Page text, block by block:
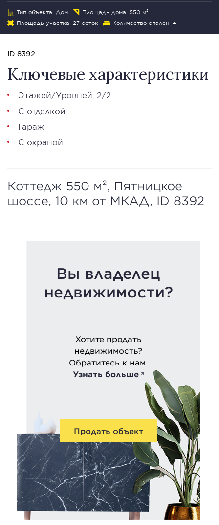
Тип объекта: Дом
Площадь дома: 550 м²
Площадь участка: 27 соток
Количество спален: 4
ID 8392
Ключевые характеристики
Этажей/Уровней: 2/2
С отделкой
Гараж
С охраной
Коттедж 550 м², Пятницкое
шоссе, 10 км от МКАД, ID 8392
Вы владелец
недвижимости?
Хотите продать
недвижимость?
Обратитесь к нам.
Узнать больше
Продать объект